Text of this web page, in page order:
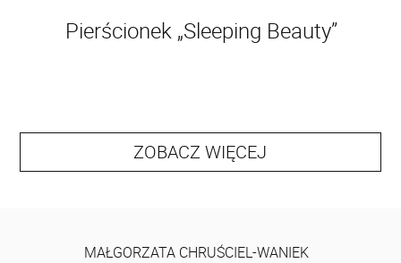
Pierścionek „Sleeping Beauty”
ZOBACZ WIĘCEJ
MAŁGORZATA CHRUŚCIEL-WANIEK